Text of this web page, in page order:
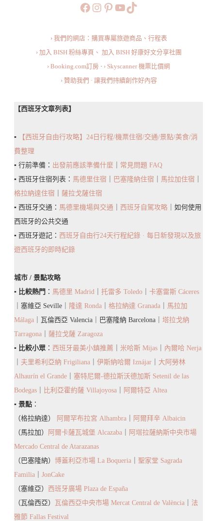
Alhaurín
Grande：
小
鎮
散
宿
交
通
景
／
消
費
整
https://www.facebook.com/
https://
https://
旅行美食小短片TikTok
› 我們的網店：購買專屬旅遊商品、行程表
› 加入 BISH 粉絲專頁、 加入 BISH 好康好文分享社團
› Booking.com訂房 · › Skyscanner 機票比價網
› 贊助我們 · 讓我們持續創作好內容
【西班牙文章列表】
▪️
【西班牙自由行攻略】24日行程/機票住宿/交通/景點/美食/消
費整理
▪️ 行前準備： 出發前應該準備什麼
常見問題 FAQ
▪️ 西班牙住宿列表： 馬德里住宿 巴塞隆納住宿 馬拉加住宿
格拉納達住宿
薩拉戈薩住宿
▪️ 西班牙交通： 馬德里機場與交通 西班牙自駕攻略 ｜如何使用
西班牙的公共交通
▪️ 西班牙遊記： 西班牙自由行24天行程紀錄 · 每日新發現以及旅
遊西班牙的即時紀錄
城市 / 景點攻略
▪️ 比較熱門 ： 馬德里 Madrid 托雷多 Toledo
卡塞雷斯 Cáceres
｜塞維亞 Seville｜
隆達 Ronda 格拉納達 Granada
馬拉加
Málaga ｜瓦倫西亞 Valencia｜巴塞隆納 Barcelona｜ 塔拉戈納
Tarragona
薩拉戈薩 Zaragoza
▪️ 比較小眾 ： 西班牙最美小鎮推薦 米哈斯 Mijas
內爾哈 Nerja
夫里希利亞納 Frigiliana 伊斯納哈爾 Iznájar
大阿勞林
Alhaurín el Grande
塞特尼爾-德拉斯沃德加斯 Setenil de las
Bodegas
比利亞霍約薩 Villajoyosa
阿爾特亞 Altea
▪️ 景點 ：
（格拉納達）
阿爾罕布拉宮 Alhambra
阿爾拜辛 Albaicin
（馬拉加）
阿爾卡薩瓦城堡 Alcazaba
阿塔拉薩納斯中央市場
Mercado Central de Atarazanas
（巴塞隆納） 博蓋利亞市場 La Boqueria
聖家堂 Sagrada
Familia
JonCake
（塞維亞） 西班牙廣場 Plaza de España
（瓦倫西亞） 瓦倫西亞中央市場 Mercat Central de València
法
雅節 Fallas Festival